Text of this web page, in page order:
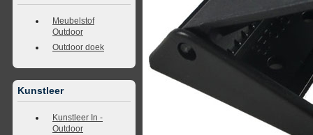
Meubelstof
Outdoor
Outdoor doek
Kunstleer
Kunstleer In -
Outdoor